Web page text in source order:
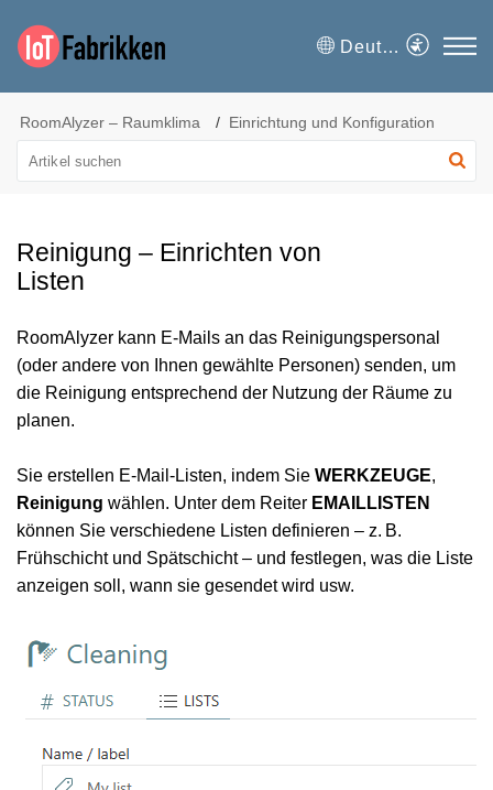
Deutsch
RoomAlyzer – Raumklima Einrichtung und Konfiguration
Reinigung – Einrichten von
Listen
RoomAlyzer kann E-Mails an das Reinigungspersonal
(oder andere von Ihnen gewählte Personen) senden, um
die Reinigung entsprechend der Nutzung der Räume zu
planen.
Sie erstellen E-Mail-Listen, indem Sie WERKZEUGE,
Reinigung wählen. Unter dem Reiter EMAILLISTEN
können Sie verschiedene Listen definieren – z. B.
Frühschicht und Spätschicht – und festlegen, was die Liste
anzeigen soll, wann sie gesendet wird usw.